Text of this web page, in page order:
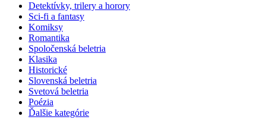
Detektívky, trilery a horory
Sci-fi a fantasy
Komiksy
Romantika
Spoločenská beletria
Klasika
Historické
Slovenská beletria
Svetová beletria
Poézia
Ďalšie kategórie